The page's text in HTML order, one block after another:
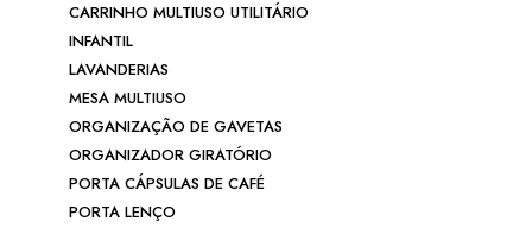
CARRINHO MULTIUSO UTILITÁRIO
INFANTIL
LAVANDERIAS
MESA MULTIUSO
ORGANIZAÇÃO DE GAVETAS
ORGANIZADOR GIRATÓRIO
PORTA CÁPSULAS DE CAFÉ
PORTA LENÇO